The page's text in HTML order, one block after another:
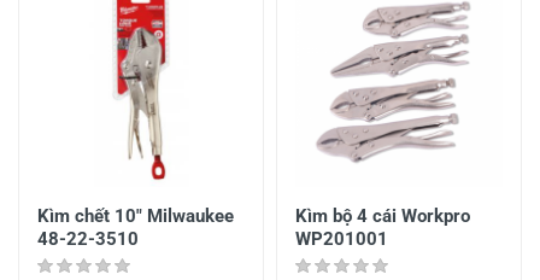
Kìm chết 10" Milwaukee
48-22-3510
Kìm bộ 4 cái Workpro
WP201001